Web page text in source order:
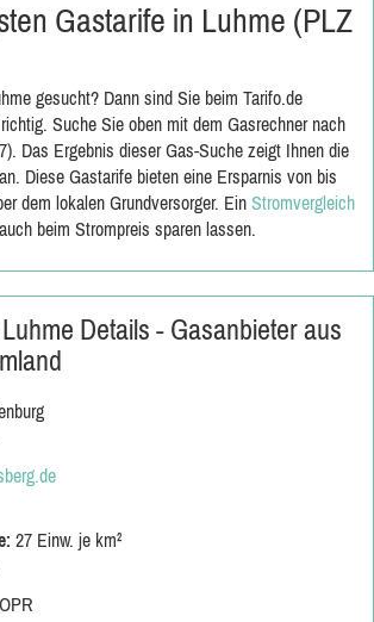
Gastarife in Luhme (PLZ
gesucht? Dann sind Sie beim Tarifo.de
Suche Sie oben mit dem Gasrechner nach
Das Ergebnis dieser Gas-Suche zeigt Ihnen die
Diese Gastarife bieten eine Ersparnis von bis
dem lokalen Grundversorger. Ein Stromvergleich
beim Strompreis sparen lassen.
Details - Gasanbieter aus
27 Einw. je km²
OPR